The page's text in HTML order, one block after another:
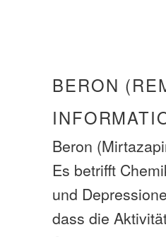
BERON
Beron
Es betrifft
und
dass die